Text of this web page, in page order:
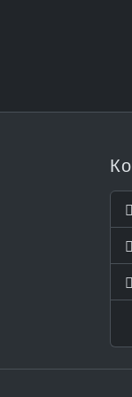
WiFi 6E/BT5.3
НЕТ